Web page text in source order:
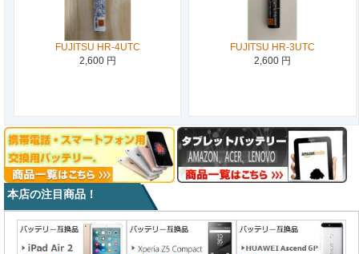
FUJITSU HR-4UTC
2,600 円
FUJITSU HR-3UTC
2,600 円
本店の注目商品！